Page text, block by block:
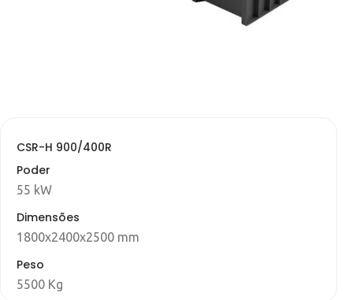
CSR-H 900/400R
Poder
55 kW
Dimensões
1800x2400x2500 mm
Peso
5500 Kg